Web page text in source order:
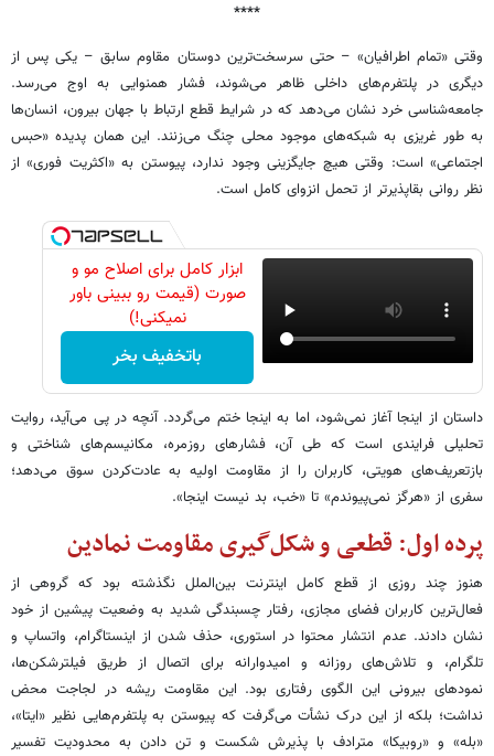
****
وقتی «تمام اطرافیان» – حتی سرسخت‌ترین دوستان مقاوم سابق – یکی پس از
دیگری در پلتفرم‌های داخلی ظاهر می‌شوند، فشار همنوایی به اوج می‌رسد.
جامعه‌شناسی خرد نشان می‌دهد که در شرایط قطع ارتباط با جهان بیرون، انسان‌ها
به طور غریزی به شبکه‌های موجود محلی چنگ می‌زنند. این همان پدیده «حبس
اجتماعی» است: وقتی هیچ جایگزینی وجود ندارد، پیوستن به «اکثریت فوری» از
نظر روانی بقاپذیرتر از تحمل انزوای کامل است.
ابزار کامل برای اصلاح مو و
صورت (قیمت رو ببینی باور
نمیکنی!)
باتخفیف بخر
داستان از اینجا آغاز نمی‌شود، اما به اینجا ختم می‌گردد. آنچه در پی می‌آید، روایت
تحلیلی فرایندی است که طی آن، فشارهای روزمره، مکانیسم‌های شناختی و
بازتعریف‌های هویتی، کاربران را از مقاومت اولیه به عادت‌کردن سوق می‌دهد؛
سفری از «هرگز نمی‌پیوندم» تا «خب، بد نیست اینجا».
پرده اول: قطعی و شکل‌گیری مقاومت نمادین
هنوز چند روزی از قطع کامل اینترنت بین‌الملل نگذشته بود که گروهی از
فعال‌ترین کاربران فضای مجازی، رفتار چسبندگی شدید به وضعیت پیشین از خود
نشان دادند. عدم انتشار محتوا در استوری، حذف شدن از اینستاگرام، واتساپ و
تلگرام، و تلاش‌های روزانه و امیدوارانه برای اتصال از طریق فیلترشکن‌ها،
نمودهای بیرونی این الگوی رفتاری بود. این مقاومت ریشه در لجاجت محض
نداشت؛ بلکه از این درک نشأت می‌گرفت که پیوستن به پلتفرم‌هایی نظیر «ایتا»،
«بله» و «روبیکا» مترادف با پذیرش شکست و تن دادن به محدودیت تفسیر